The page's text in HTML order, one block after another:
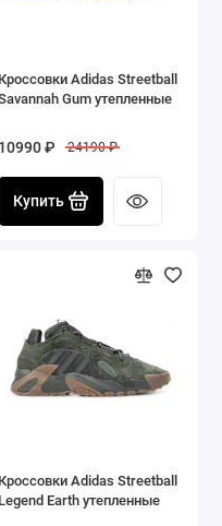
Кроссовки Adidas Streetball
Gum утепленные
10990 ₽ 24190 ₽
Купить
Кроссовки Adidas Streetball
Legend Earth утепленные